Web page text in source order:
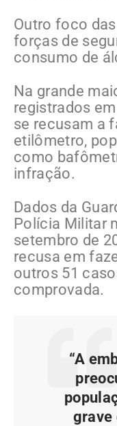
Outro foco
forças de
consumo de
Na grande
registrados
se recusam a
etilômetro,
como
infração.
Dados da
Polícia Militar
setembro de
recusa em
outros 51
comprovada.
“A
grave